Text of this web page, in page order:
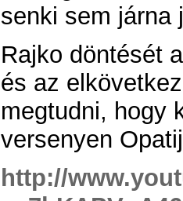
senki sem járna
Rajko döntését
és az
megtudni, hogy
versenyen
http://